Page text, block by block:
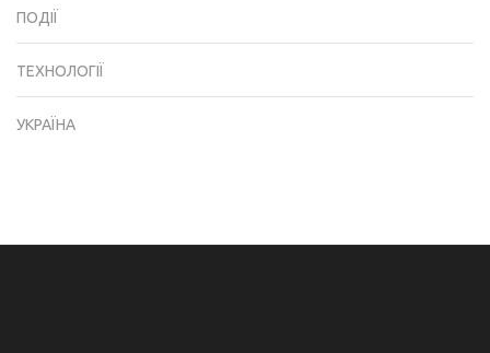
ПОДІЇ
ТЕХНОЛОГІЇ
УКРАЇНА